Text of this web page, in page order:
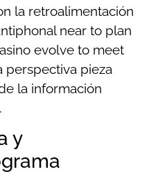
la retroalimentación
near to plan
evolve to meet
perspectiva pieza
la información
y